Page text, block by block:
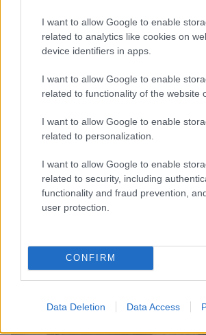
I want to allow Google to enable
related to analytics like cookies on
device identifiers in apps.
I want to allow Google to enable
related to functionality of the website
I want to allow Google to enable
related to personalization.
I want to allow Google to enable
related to security, including
functionality and fraud prevention,
user protection.
CONFIRM
Data Deletion Data Access
Come scegliere un conto business
interessi, API, utenti e ERP